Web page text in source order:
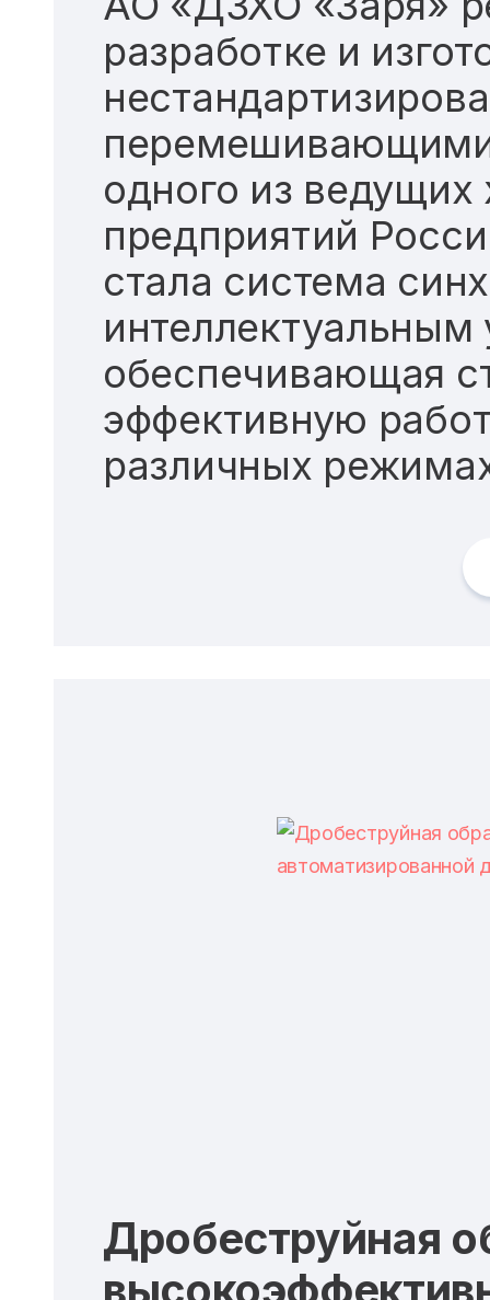
разработке и
одного из ведущих
предприятий
стала система
обеспечивающая
эффективную
различных
Дробеструйная